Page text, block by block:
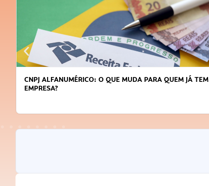
CNPJ ALFANUMÉRICO: O QUE MUDA PARA QUEM JÁ TEM
EMPRESA?